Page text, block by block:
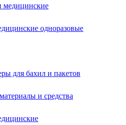
медицинские
одноразовые
для бахил и пакетов
и средства